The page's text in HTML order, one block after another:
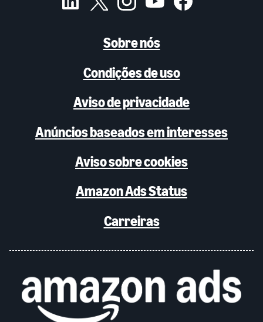
Sobre nós
Condições de uso
Aviso de privacidade
Anúncios baseados em interesses
Aviso sobre cookies
Amazon Ads Status
Carreiras